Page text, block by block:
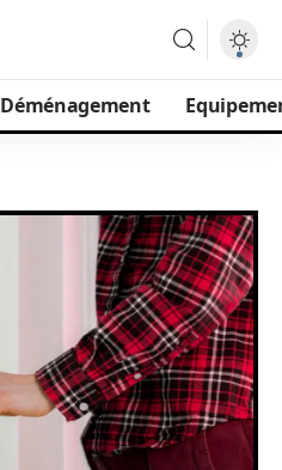
Déménagement